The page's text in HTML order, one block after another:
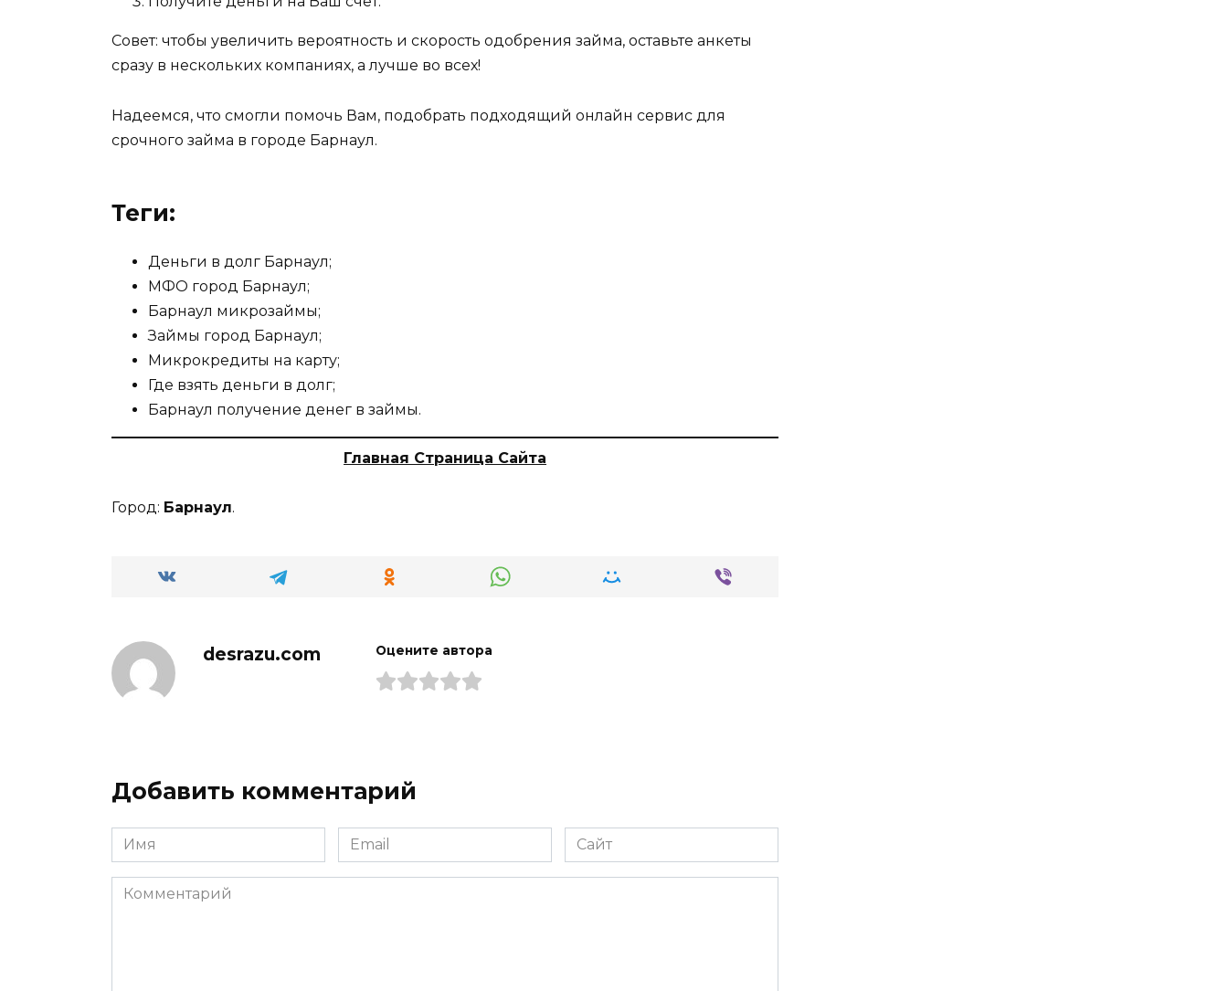
Совет: чтобы увеличить вероятность и скорость одобрения займа, оставьте анкеты
сразу в нескольких компаниях, а лучше во всех!
Надеемся, что смогли помочь Вам, подобрать подходящий онлайн сервис для
срочного займа в городе Барнаул.
Теги:
Деньги в долг Барнаул;
МФО город Барнаул;
Барнаул микрозаймы;
Займы город Барнаул;
Микрокредиты на карту;
Где взять деньги в долг;
Барнаул получение денег в займы.
Главная Страница Сайта
Город: Барнаул.
desrazu.com Оцените автора
Добавить комментарий
Имя
*
Email
*
Сайт
Комментарий